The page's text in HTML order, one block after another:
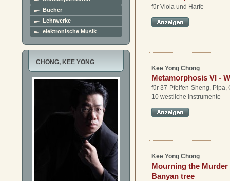
Bücher
Lehrwerke
elektronische Musik
CHONG, KEE YONG
für Viola und Harfe
Kee Yong Chong
Metamorphosis VI -
für 37-Pfeifen-Sheng, Pipa,
10 westliche Instrumente
Kee Yong Chong
Mourning the Murder
Banyan tree